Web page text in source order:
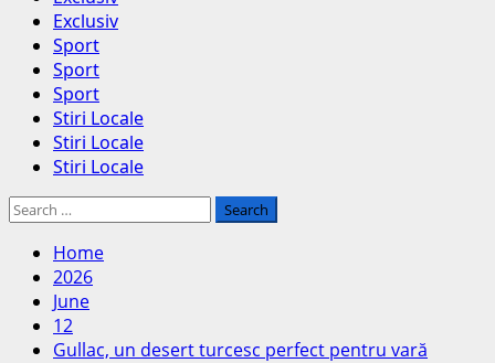
Exclusiv
Sport
Sport
Sport
Stiri Locale
Stiri Locale
Stiri Locale
Search
Home
2026
June
12
Gullac, un desert turcesc perfect pentru vară